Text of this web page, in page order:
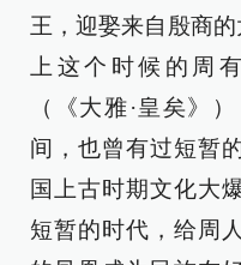
王，迎娶来自殷商
上这个时候的周
（《大雅·皇矣》
间，也曾有过短暂
国上古时期文化大
短暂的时代，给周